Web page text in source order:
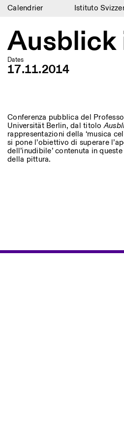
Calendrier Istituto
Calendrier
Istituto
Recherche
Archives
Blog
Organisation
NEWSLETTER
Ausblick
Dates
17.11.2014
Conferenza pubblica del
Universität Berlin, dal titolo
rappresentazioni della ‘musica
si pone l’obiettivo di superare
dell’inudibile’ contenuta in
della pittura.